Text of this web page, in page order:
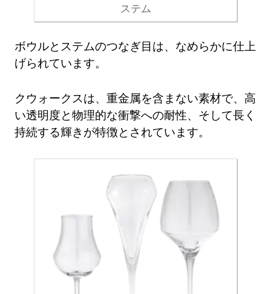
ステム
ボウルとステムのつなぎ目は、なめらかに仕上
げられています。
クウォークスは、重金属を含まない素材で、高
い透明度と物理的な衝撃への耐性、そして長く
持続する輝きが特徴とされています。